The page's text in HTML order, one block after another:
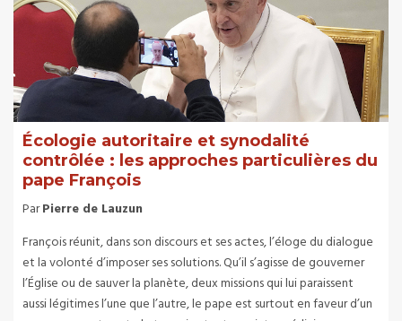
Écologie autoritaire et synodalité
contrôlée : les approches particulières du
pape François
ParPierre de Lauzun
François réunit, dans son discours et ses actes, l’éloge du dialogue
et la volonté d’imposer ses solutions. Qu’il s’agisse de gouverner
l’Église ou de sauver la planète, deux missions qui lui paraissent
aussi légitimes l’une que l’autre, le pape est surtout en faveur d’un